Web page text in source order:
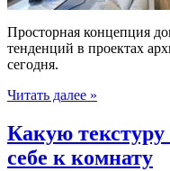
Просторная концепция
тенденций в проектах
сегодня.
Читать далее »
Какую
себе к комнату